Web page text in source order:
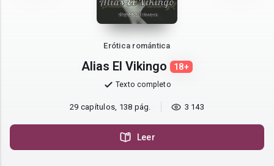
Erótica romántica
Alias El Vikingo 18+
Texto completo
29 capítulos, 138 pág. 3 143
Leer